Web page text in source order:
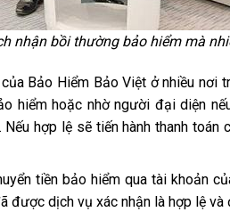
nhận bồi thường bảo hiểm mà
Bảo Hiểm Bảo Việt ở nhiều nơi
hiểm hoặc nhờ người đại diện
hợp lệ sẽ tiến hành thanh toán
tiền bảo hiểm qua tài khoản
được dịch vụ xác nhận là hợp lệ và